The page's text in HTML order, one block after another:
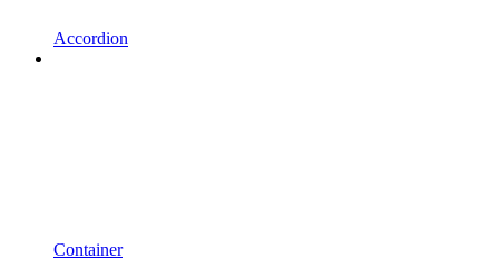
Accordion
Container